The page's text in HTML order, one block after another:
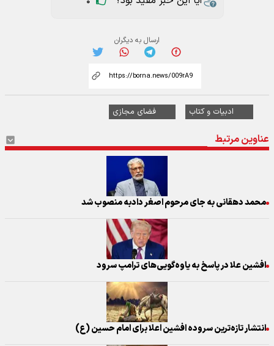
ارسال به دیگران
ادبیات و کتاب فضای مجازی
عناوین مرتبط
محمد دهقانی به جای مرحوم اصغر دادبه منصوب شد
افشین علا در پاسخ به یاوه‌گویی‌های ترامپ سرود
انتشار تازه‌ترین سروده افشین اعلا برای امام حسین (ع)